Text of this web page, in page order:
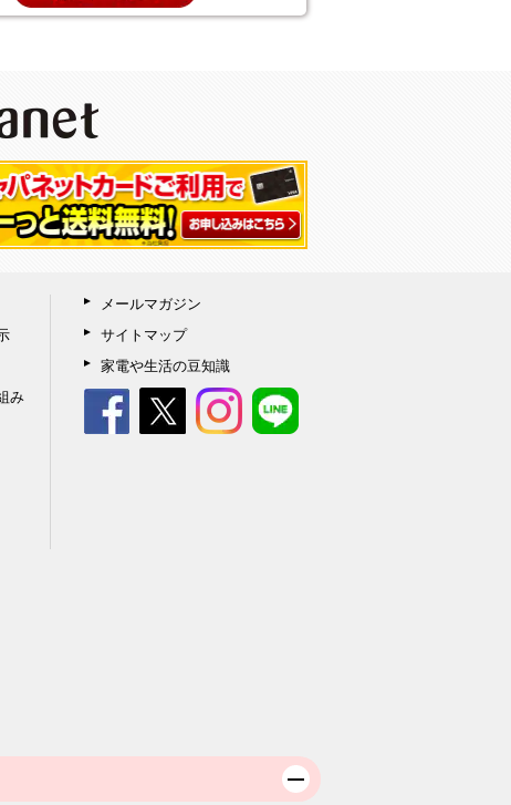
み
メールマガジン
サイトマップ
家電や生活の豆知識